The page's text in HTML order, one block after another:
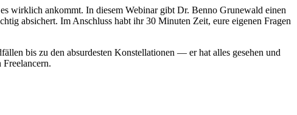
wirklich ankommt. In diesem Webinar gibt Dr. Benno Grunewald einen
absichert. Im Anschluss habt ihr 30 Minuten Zeit, eure eigenen Fragen
bis zu den absurdesten Konstellationen — er hat alles gesehen und